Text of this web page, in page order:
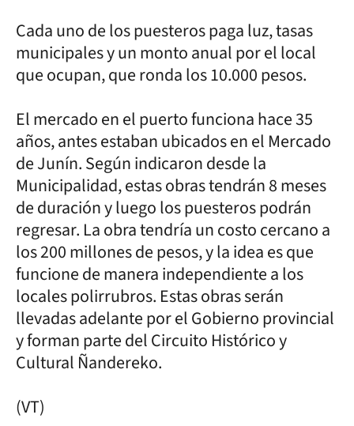
Cada uno de los puesteros paga luz, tasas
municipales y un monto anual por el local
que ocupan, que ronda los 10.000 pesos.
El mercado en el puerto funciona hace 35
años, antes estaban ubicados en el Mercado
de Junín. Según indicaron desde la
Municipalidad, estas obras tendrán 8 meses
de duración y luego los puesteros podrán
regresar. La obra tendría un costo cercano a
los 200 millones de pesos, y la idea es que
funcione de manera independiente a los
locales polirrubros. Estas obras serán
llevadas adelante por el Gobierno provincial
y forman parte del Circuito Histórico y
Cultural Ñandereko.
(VT)